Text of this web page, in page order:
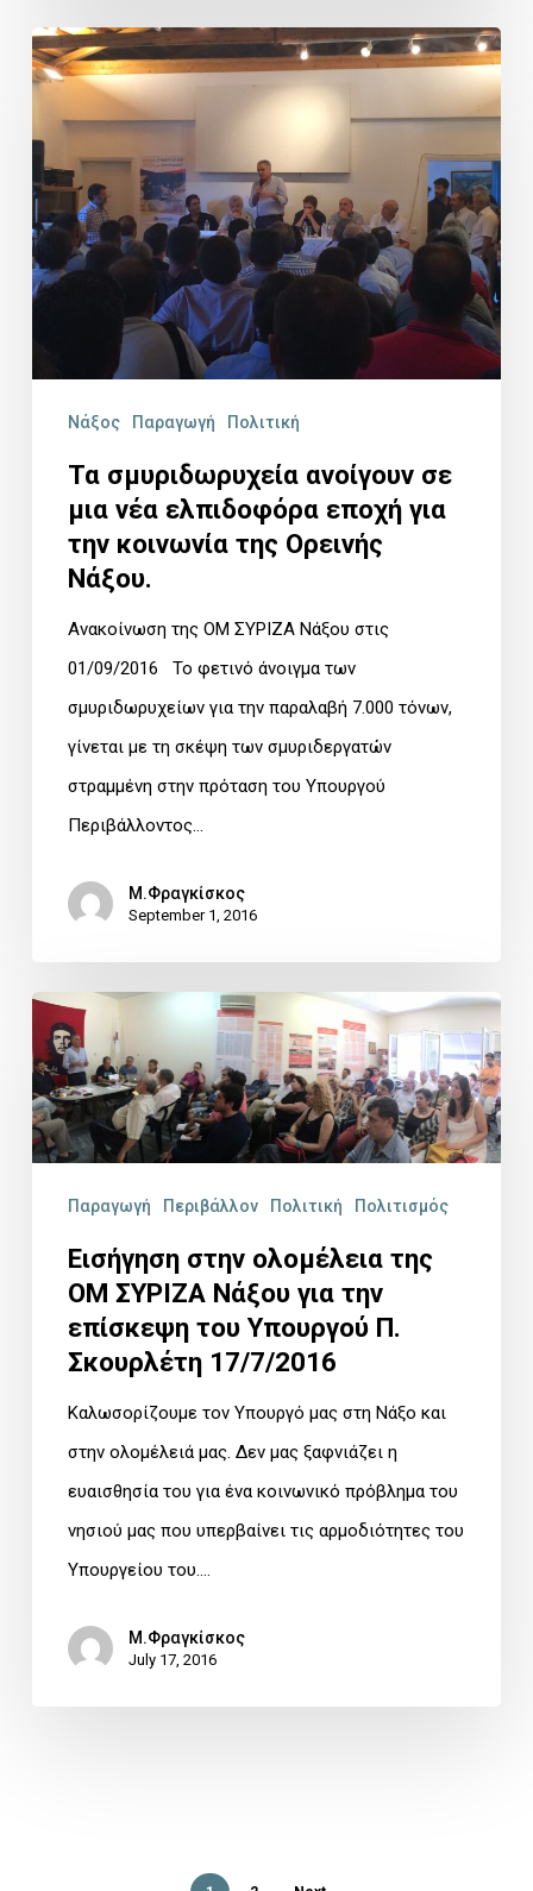
Τα
σμυριδωρυχεία
ανοίγουν
σε
μια
νέα
ελπιδοφόρα
κοινωνία
Ορεινής
Νάξου.
Νάξος Παραγωγή Πολιτική
Τα σμυριδωρυχεία ανοίγουν σε
μια νέα ελπιδοφόρα εποχή για
την κοινωνία της Ορεινής
Νάξου.
Ανακοίνωση της ΟΜ ΣΥΡΙΖΑ Νάξου στις
01/09/2016 Το φετινό άνοιγμα των
σμυριδωρυχείων για την παραλαβή 7.000 τόνων,
γίνεται με τη σκέψη των σμυριδεργατών
στραμμένη στην πρόταση του Υπουργού
Περιβάλλοντος…
Μ.Φραγκίσκος
September 1, 2016
Εισήγηση
στην
ολομέλεια
της
ΟΜ
ΣΥΡΙΖΑ
Νάξου
επίσκεψη
Σκουρλέτη
17/7/2016
Παραγωγή Περιβάλλον Πολιτική Πολιτισμός
Εισήγηση στην ολομέλεια της
ΟΜ ΣΥΡΙΖΑ Νάξου για την
επίσκεψη του Υπουργού Π.
Σκουρλέτη 17/7/2016
Καλωσορίζουμε τον Υπουργό μας στη Νάξο και
στην ολομέλειά μας. Δεν μας ξαφνιάζει η
ευαισθησία του για ένα κοινωνικό πρόβλημα του
νησιού μας που υπερβαίνει τις αρμοδιότητες του
Υπουργείου του.…
Μ.Φραγκίσκος
July 17, 2016